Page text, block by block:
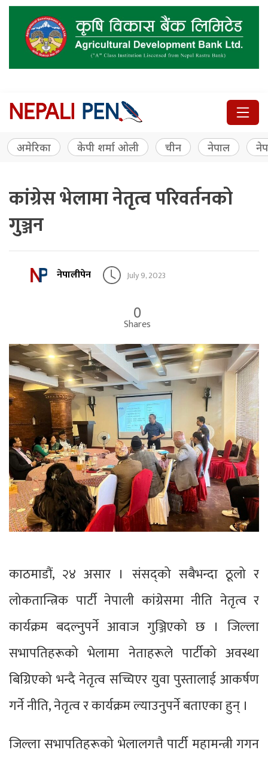
अमेरिका केपी शर्मा ओली चीन नेपाल
कांग्रेस भेलामा नेतृत्व परिवर्तनको
गुञ्जन
नेपालीपेन July 9, 2023
0
Shares
काठमाडौं, २४ असार । संसद्को सबैभन्दा ठूलो र
लोकतान्त्रिक पार्टी नेपाली कांग्रेसमा नीति नेतृत्व र
कार्यक्रम बदल्नुपर्ने आवाज गुञ्जिएको छ । जिल्ला
सभापतिहरूको भेलामा नेताहरूले पार्टीको अवस्था
बिग्रिएको भन्दै नेतृत्व सच्चिएर युवा पुस्तालाई आकर्षण
गर्ने नीति, नेतृत्व र कार्यक्रम ल्याउनुपर्ने बताएका हुन् ।
जिल्ला सभापतिहरूको भेलालगत्तै पार्टी महामन्त्री गगन